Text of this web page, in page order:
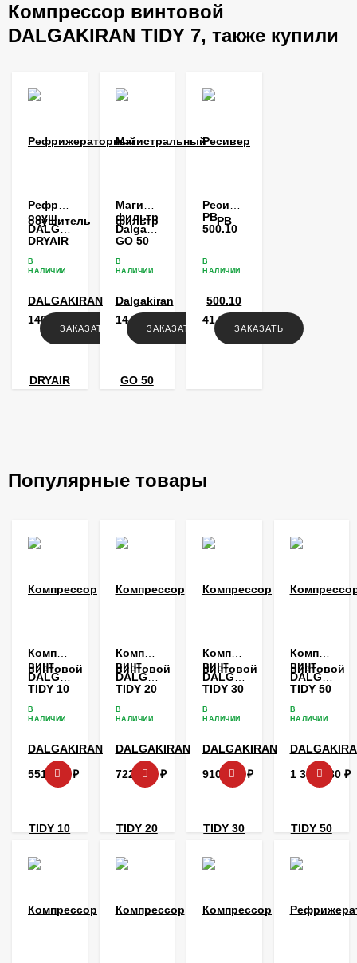
Компрессор винтовой
DALGAKIRAN TIDY 7, также купили
Рефрижераторный
осушитель
DALGAKIRAN
DRYAIR
В
НАЛИЧИИ
140 304
ЗАКАЗАТЬ
Магистральный
фильтр
Dalgakiran
GO 50
В
НАЛИЧИИ
14 220
ЗАКАЗАТЬ
Ресивер
РВ
500.10
В
НАЛИЧИИ
41 712
ЗАКАЗАТЬ
Популярные товары
Компрессор
винтовой
DALGAKIRAN
TIDY 10
В
НАЛИЧИИ
551 736 ₽
Компрессор
винтовой
DALGAKIRAN
TIDY 20
В
НАЛИЧИИ
722 376 ₽
Компрессор
винтовой
DALGAKIRAN
TIDY 30
В
НАЛИЧИИ
910 080 ₽
винтовой
TIDY 50
В
НАЛИЧИИ
1 384 080 ₽